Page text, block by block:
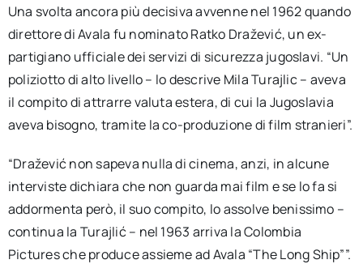
Una svolta ancora più decisiva avvenne nel 1962 quando
direttore di Avala fu nominato Ratko Dražević, un ex-
partigiano ufficiale dei servizi di sicurezza jugoslavi. “Un
poliziotto di alto livello – lo descrive Mila Turajlic – aveva
il compito di attrarre valuta estera, di cui la Jugoslavia
aveva bisogno, tramite la co-produzione di film stranieri”.
“Dražević non sapeva nulla di cinema, anzi, in alcune
interviste dichiara che non guarda mai film e se lo fa si
addormenta però, il suo compito, lo assolve benissimo –
continua la Turajlić – nel 1963 arriva la Colombia
Pictures che produce assieme ad Avala “The Long Ship””.